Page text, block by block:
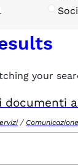
your
documenti
/ Comunicazione